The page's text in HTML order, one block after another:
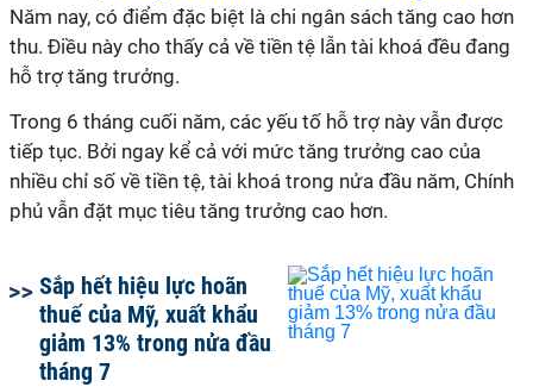
Năm nay, có điểm đặc biệt là chi ngân sách tăng cao hơn
thu. Điều này cho thấy cả về tiền tệ lẫn tài khoá đều đang
hỗ trợ tăng trưởng.
Trong 6 tháng cuối năm, các yếu tố hỗ trợ này vẫn được
tiếp tục. Bởi ngay kể cả với mức tăng trưởng cao của
nhiều chỉ số về tiền tệ, tài khoá trong nửa đầu năm, Chính
phủ vẫn đặt mục tiêu tăng trưởng cao hơn.
Sắp hết hiệu lực hoãn
thuế của Mỹ, xuất khẩu
giảm 13% trong nửa đầu
tháng 7